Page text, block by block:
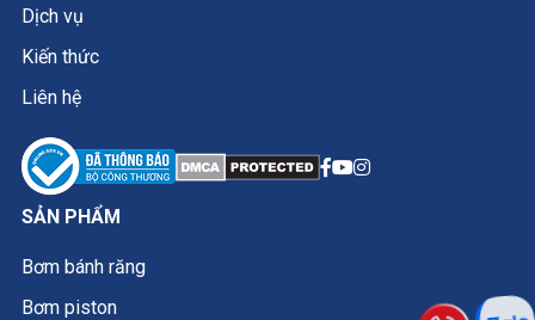
Khối lượng: Khoảng 9 kg
Bơm được sử dụng phổ biến trong các hệ thống vừa
và nhỏ:
ép nhựa, máy dập, máy xây dựng và hệ thống điều
khiển cơ giới.
Dịch vụ
Kiến thức
Liên hệ
SẢN PHẨM
Bơm bánh răng
Bơm piston